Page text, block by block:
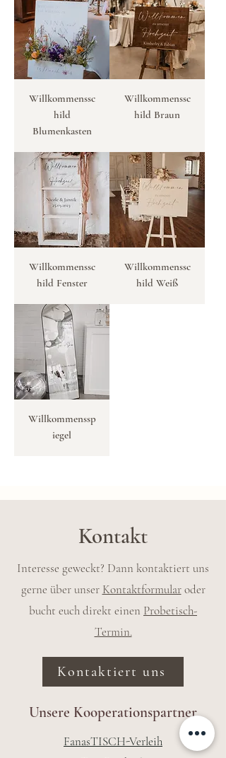
Willkommenssc
hild
Blumenkasten
Willkommenssc
hild Braun
Willkommenssc
hild Fenster
Willkommenssc
hild Weiß
Willkommenssp
iegel
Kontakt
Interesse geweckt? Dann kontaktiert uns
gerne über unser Kontaktformularoder
bucht euch direkt einen Probetisch-
Termin.
Kontaktiert uns
Unsere Kooperationspartner
FanasTISCH-Verleih